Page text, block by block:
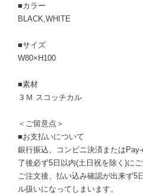
■カラー
BLACK,WHITE
■サイズ
W80×H100
■素材
３Ｍ スコッチカル
＜ご留意点＞
■お支払いについて
銀行振込、コンビニ決済または
了後必ず5日以内(土日祝を除く)に
ご注文後、払い込み確認が出来ず5
ル扱いになってしまいます。